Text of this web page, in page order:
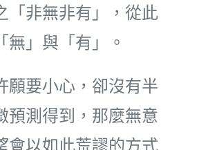
「非無非有」，從此
無」與「有」。
願要小心，卻沒有半
預測得到，那麼無意
會以如此荒謬的方式